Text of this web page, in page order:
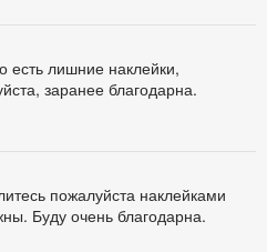
есть лишние наклейки,
заранее благодарна.
пожалуйста наклейками
Буду очень благодарна.